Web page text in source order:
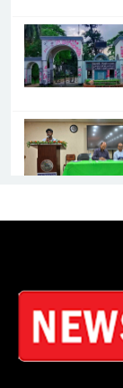
আবদুল আলিম